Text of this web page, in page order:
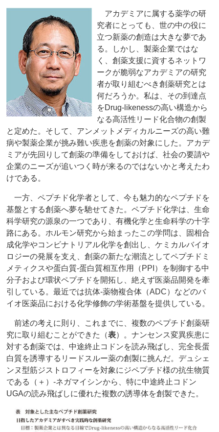
アカデミアに属する薬学の研
究者にとっても、世の中の役に
立つ新薬の創造は大きな夢であ
る。しかし、製薬企業ではな
く、創薬支援に資するネットワ
ークが脆弱なアカデミアの研究
者が取り組むべき創薬研究とは
何だろうか。私は、その到達点
をDrug-likenessの高い構造から
なる高活性リード化合物の創製
と定めた。そして、アンメットメディカルニーズの高い難
病や製薬企業が挑み難い疾患を創薬の対象にした。アカデ
ミアが先回りして創薬の準備をしておけば、社会の要請や
企業のニーズが追いつく時が来るのではないかと考えたわ
けである。
一方、ペプチド化学者として、今も魅力的なペプチドを
基盤とする創薬へ夢を馳せてきた。ペプチド化学は、生命
科学研究の源泉の一つであり、有機化学と生命科学の十字
路にある。ホルモン研究から始まったこの学問は、固相合
成化学やコンビナトリアル化学を創出し、ケミカルバイオ
ロジーの発展を支え、創薬の新たな潮流としてペプチドミ
メティクスや蛋白質-蛋白質相互作用（PPI）を制御する中
分子および環状ペプチドを開拓し、絶えず医薬品開発を牽
引している。最近では抗体-薬物複合体（ADC）などのバ
イオ医薬品における化学修飾の学術基盤を提供している。
前述の考えに則り、これまでに、複数のペプチド創薬研
究に取り組むことができた（表）。ナンセンス変異疾患に
対する創薬では、中途終止コドンを読み飛ばし、完全長蛋
白質を誘導するリードスルー薬の創製に挑んだ。デュシェ
ンヌ型筋ジストロフィーを対象にジペプチド様の抗生物質
である（＋）-ネガマイシンから、特に中途終止コドン
UGAの読み飛ばしに優れた複数の誘導体を創製できた。